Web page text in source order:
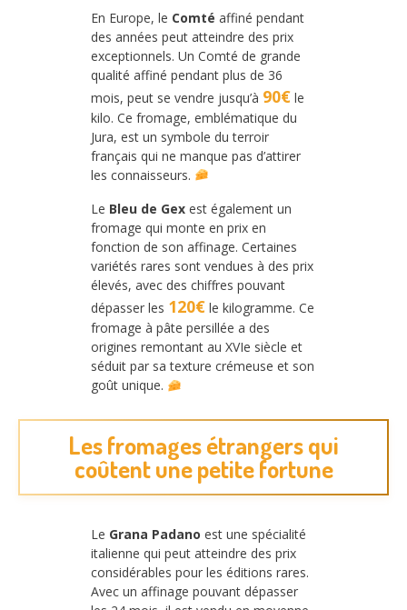
En Europe, le Comté affiné pendant
des années peut atteindre des prix
exceptionnels. Un Comté de grande
qualité affiné pendant plus de 36
mois, peut se vendre jusqu’à 90€ le
kilo. Ce fromage, emblématique du
Jura, est un symbole du terroir
français qui ne manque pas d’attirer
les connaisseurs.
Le Bleu de Gex est également un
fromage qui monte en prix en
fonction de son affinage. Certaines
variétés rares sont vendues à des prix
élevés, avec des chiffres pouvant
dépasser les 120€ le kilogramme. Ce
fromage à pâte persillée a des
origines remontant au XVIe siècle et
séduit par sa texture crémeuse et son
goût unique.
Les fromages étrangers qui
coûtent une petite fortune
Le Grana Padano est une spécialité
italienne qui peut atteindre des prix
considérables pour les éditions rares.
Avec un affinage pouvant dépasser